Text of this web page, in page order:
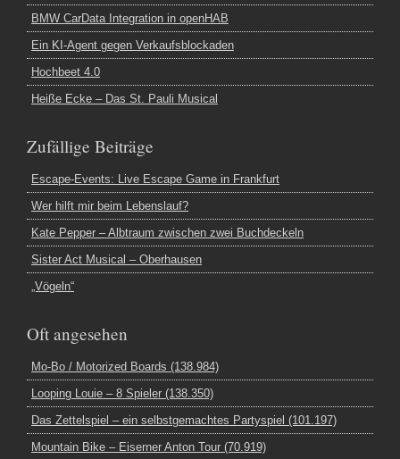
BMW CarData Integration in openHAB
Ein KI-Agent gegen Verkaufsblockaden
Hochbeet 4.0
Heiße Ecke – Das St. Pauli Musical
Zufällige Beiträge
Escape-Events: Live Escape Game in Frankfurt
Wer hilft mir beim Lebenslauf?
Kate Pepper – Albtraum zwischen zwei Buchdeckeln
Sister Act Musical – Oberhausen
„Vögeln“
Oft angesehen
Mo-Bo / Motorized Boards (138.984)
Looping Louie – 8 Spieler (138.350)
Das Zettelspiel – ein selbstgemachtes Partyspiel (101.197)
Mountain Bike – Eiserner Anton Tour (70.919)